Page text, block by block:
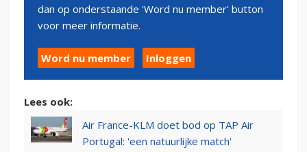
dan op onderstaande 'Word nu member' button
voor meer informatie.
Word nu member Inloggen
Lees ook:
Air France-KLM doet bod op TAP Air
Portugal: 'een natuurlijke match'